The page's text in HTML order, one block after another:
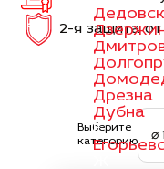
Дедовск
Дрезна
Дубна
Е
2-я защита
Выберите
категорию
⌀